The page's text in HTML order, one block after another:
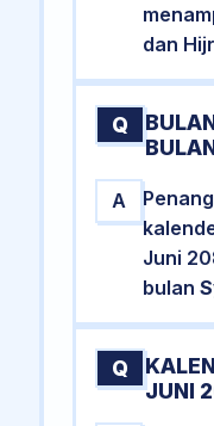
dan
Q
A
Juni
bulan
Q
JUNI